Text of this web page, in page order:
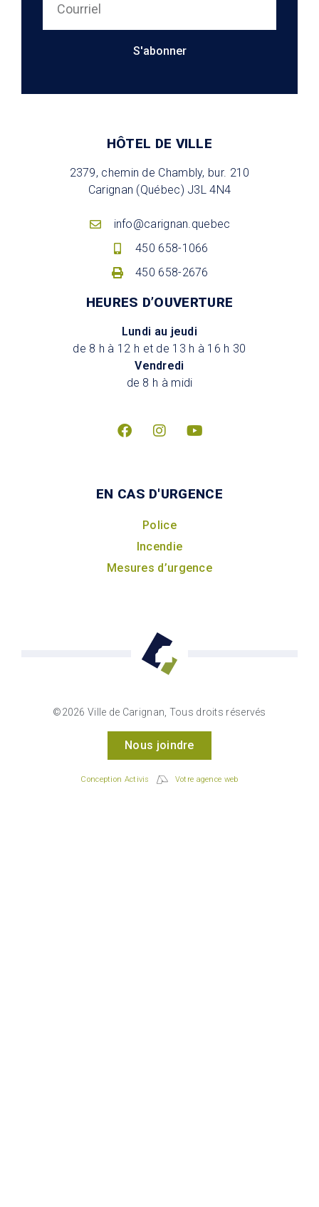
S'abonner
HÔTEL DE VILLE
2379, chemin de Chambly, bur. 210
Carignan (Québec) J3L 4N4
info@carignan.quebec
450 658-1066
450 658-2676
HEURES D’OUVERTURE
Lundi au jeudi
de 8 h à 12 h et de 13 h à 16 h 30
Vendredi
de 8 h à midi
EN CAS D'URGENCE
Police
Incendie
Mesures d’urgence
©2026 Ville de Carignan, Tous droits réservés
Nous joindre
Conception Activis Votre agence web